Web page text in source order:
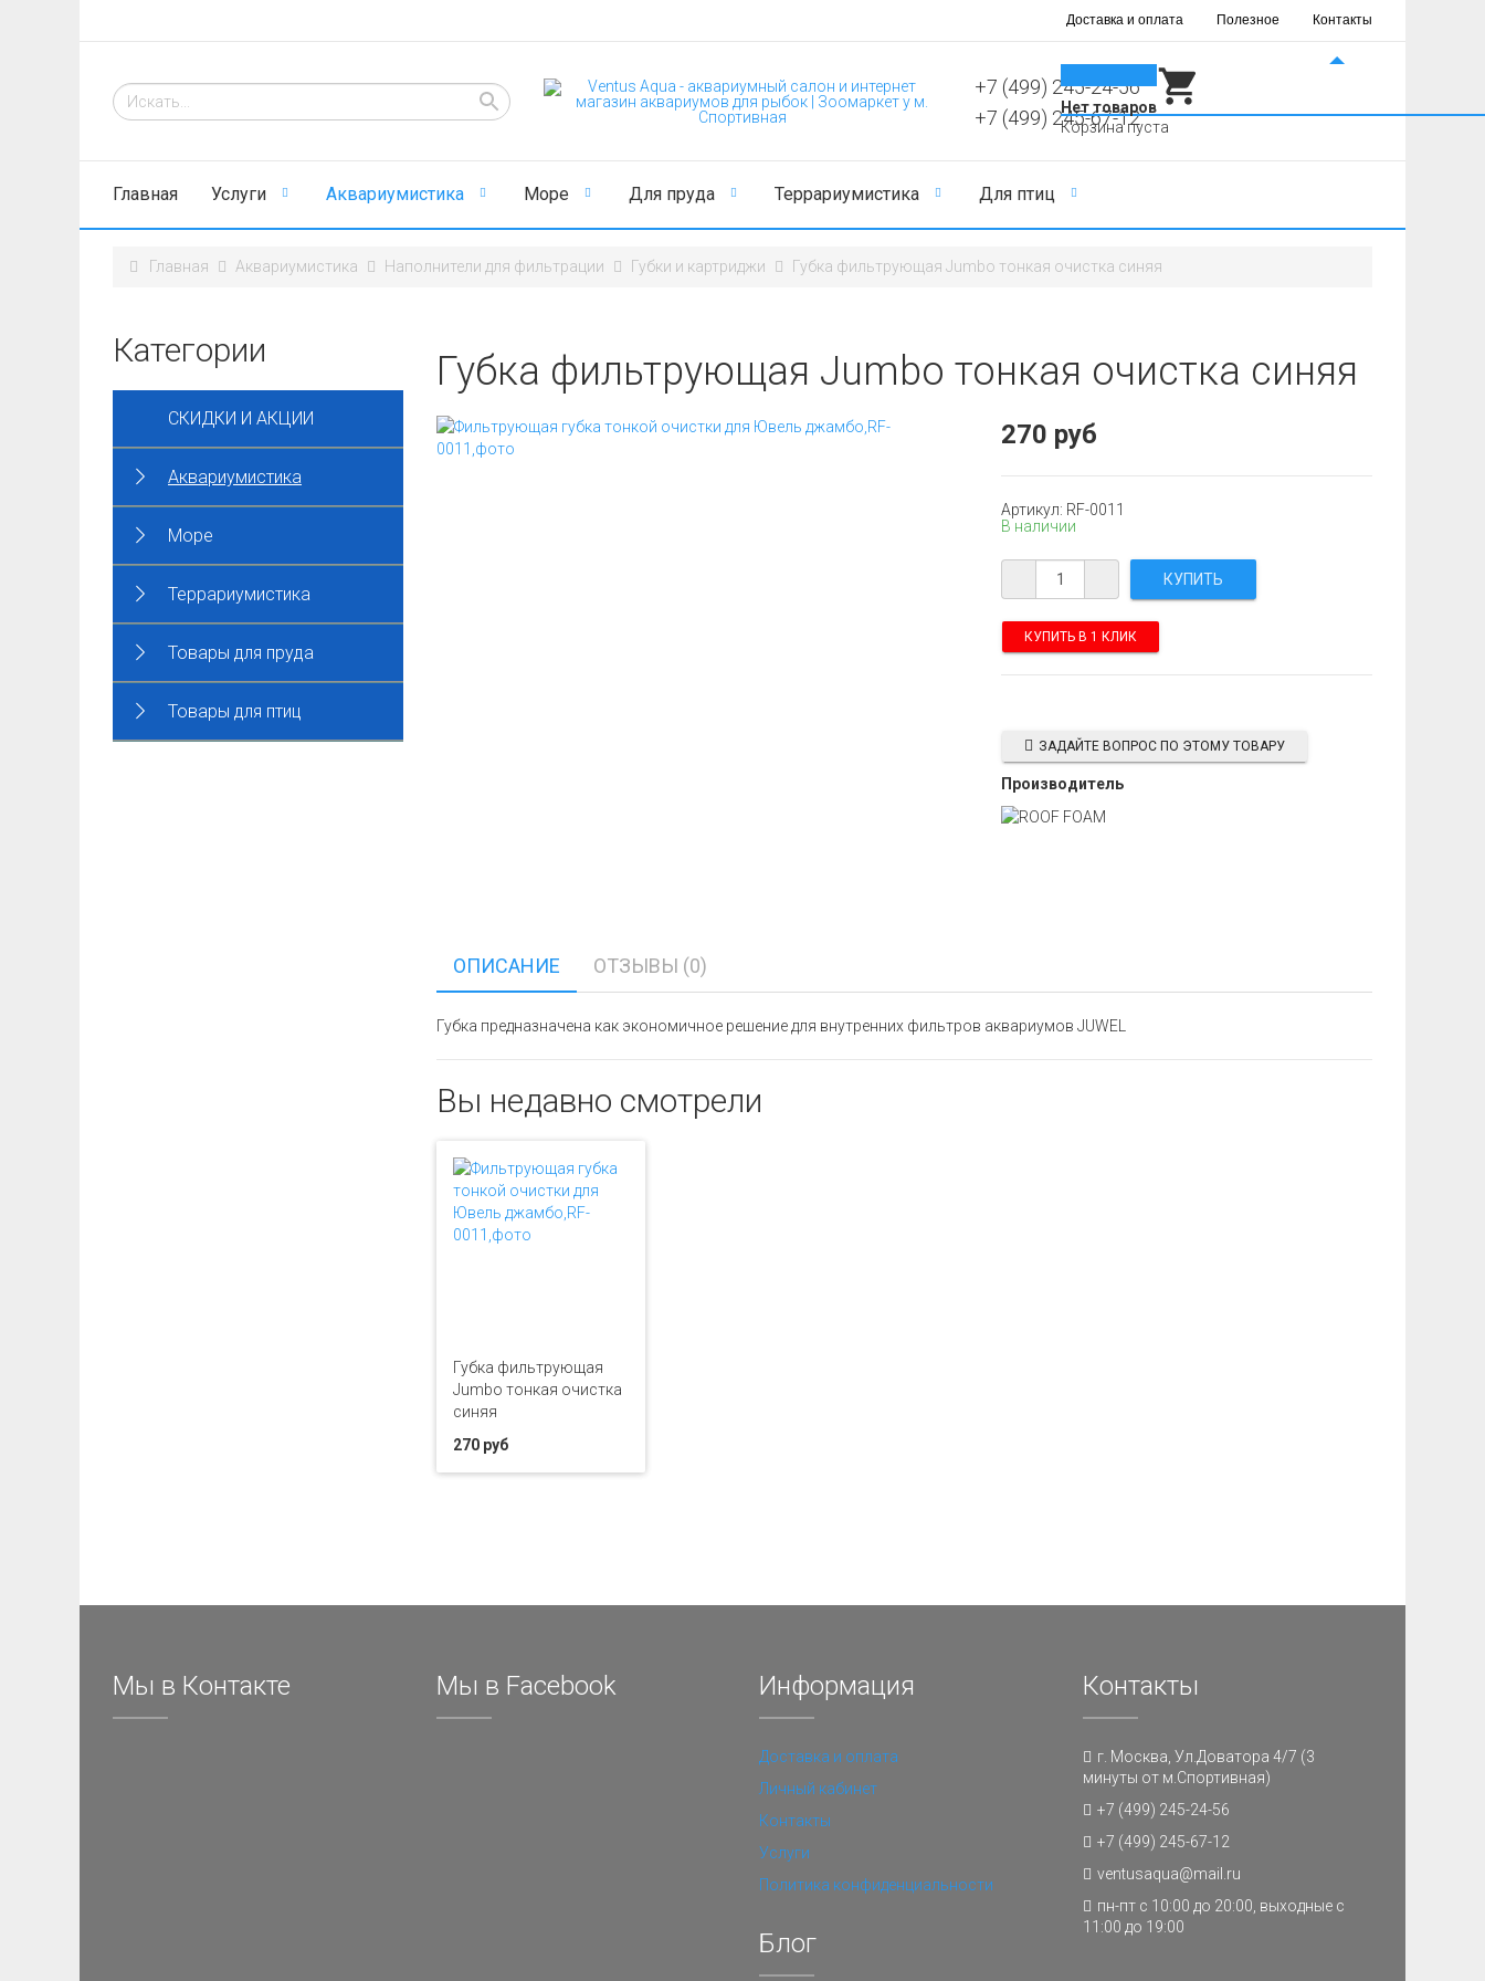
Доставка и оплата Полезное Контакты
+7 (499) 245-24-56
+7 (499) 245-67-12
Нет товаров
Корзина пуста
Главная Услуги Аквариумистика Море Для пруда Террариумистика Для птиц
Главная Аквариумистика Наполнители для фильтрации Губки и картриджи Губка фильтрующая Jumbo тонкая очистка синяя
Губка фильтрующая Jumbo тонкая очистка синяя
270 руб
Артикул: RF-0011
В наличии
КУПИТЬ В 1 КЛИК
ЗАДАЙТЕ ВОПРОС ПО ЭТОМУ ТОВАРУ
Производитель
ОПИСАНИЕ ОТЗЫВЫ (0)
Губка предназначена как экономичное решение для внутренних фильтров аквариумов JUWEL
Вы недавно смотрели
Губка фильтрующая
Jumbo тонкая очистка
синяя
270 руб
Категории
СКИДКИ И АКЦИИ
Аквариумистика
Море
Террариумистика
Товары для пруда
Товары для птиц
Мы в Контакте Мы в Facebook Информация
Доставка и оплата
Личный кабинет
Контакты
Услуги
Политика конфиденциальности
Блог
Контакты
г. Москва, Ул.Доватора 4/7 (3
минуты от м.Спортивная)
+7 (499) 245-24-56
+7 (499) 245-67-12
ventusaqua@mail.ru
пн-пт с 10:00 до 20:00, выходные с
11:00 до 19:00